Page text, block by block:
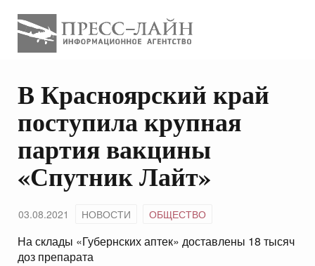
В Красноярский край
поступила крупная
партия вакцины
«Спутник Лайт»
03.08.2021 НОВОСТИ ОБЩЕСТВО
На склады «Губернских аптек» доставлены 18 тысяч
доз препарата